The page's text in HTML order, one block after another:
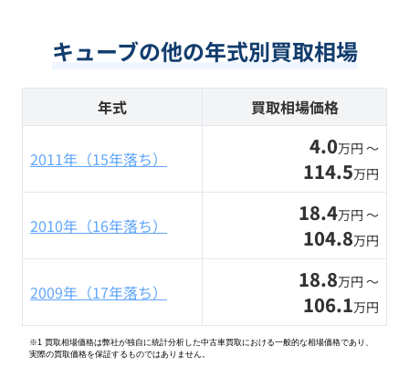
キューブの他の年式別買取相場
年式 買取相場価格
2011年（15年落ち） 4.0万円 〜
114.5万円
2010年（16年落ち） 18.4万円 〜
104.8万円
2009年（17年落ち） 18.8万円 〜
106.1万円
※1 買取相場価格は弊社が独自に統計分析した中古車買取における一般的な相場価格であり、
実際の買取価格を保証するものではありません。